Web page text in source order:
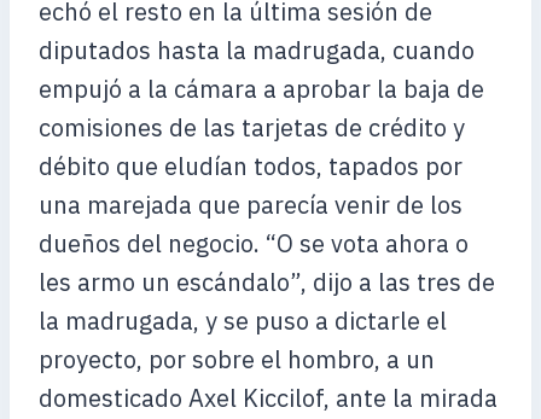
echó el resto en la última sesión de
diputados hasta la madrugada, cuando
empujó a la cámara a aprobar la baja de
comisiones de las tarjetas de crédito y
débito que eludían todos, tapados por
una marejada que parecía venir de los
dueños del negocio. “O se vota ahora o
les armo un escándalo”, dijo a las tres de
la madrugada, y se puso a dictarle el
proyecto, por sobre el hombro, a un
domesticado Axel Kiccilof, ante la mirada